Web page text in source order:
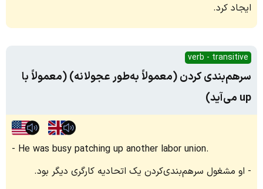
ایجاد کرد.
verb - transitive
سرهم‌بندی کردن (معمولاً به‌طور عجولانه) (معمولاً با
up می‌آید)
He was busy patching up another labor union.
او مشغول سرهم‌بندی‌کردن یک اتحادیه کارگری دیگر بود.